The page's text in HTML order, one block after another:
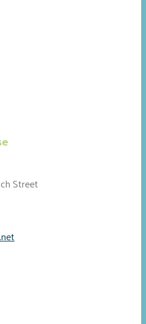
Street